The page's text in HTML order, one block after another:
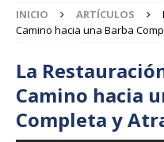
INICIO ARTÍCULOS
Camino hacia una Barba
La
Camino hacia
Completa y